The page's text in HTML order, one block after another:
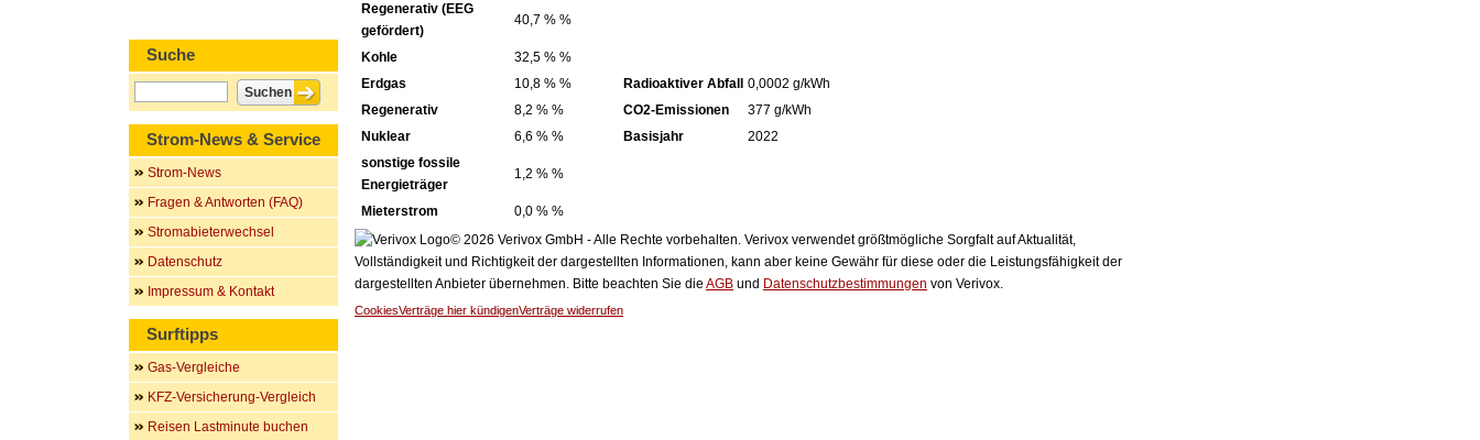
Regenerativ (EEG
gefördert)
40,7 % %
Kohle
32,5 % %
Erdgas
10,8 % %
Regenerativ
8,2 % %
Nuklear
6,6 % %
sonstige fossile
Energieträger
1,2 % %
Mieterstrom 0,0 % %
Radioaktiver Abfall
0,0002 g/kWh
CO2-Emissionen
377 g/kWh
Basisjahr
2022
© 2026 Verivox GmbH - Alle Rechte vorbehalten. Verivox verwendet größtmögliche Sorgfalt auf Aktualität,
Vollständigkeit und Richtigkeit der dargestellten Informationen, kann aber keine Gewähr für diese oder die Leistungsfähigkeit der
dargestellten Anbieter übernehmen. Bitte beachten Sie die AGB und Datenschutzbestimmungen von Verivox.
CookiesVerträge hier kündigenVerträge widerrufen
Suche
Strom-News & Service
Strom-News
Fragen & Antworten (FAQ)
Stromabieterwechsel
Datenschutz
Impressum & Kontakt
Surftipps
Gas-Vergleiche
KFZ-Versicherung-Vergleich
Reisen Lastminute buchen